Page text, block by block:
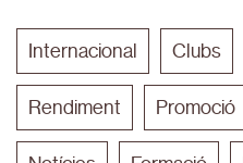
Internacional Clubs
Rendiment Promoció